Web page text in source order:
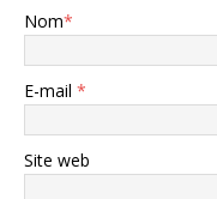
Nom*
E-mail *
Site web